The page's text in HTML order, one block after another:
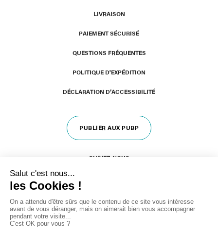
LIVRAISON
PAIEMENT SÉCURISÉ
QUESTIONS FRÉQUENTES
POLITIQUE D'EXPÉDITION
DÉCLARATION D’ACCESSIBILITÉ
PUBLIER AUX PUBP
SUIVEZ-NOUS
Plan du site-Mentions légales-CGV-Éditer mes cookies-
Politique de confidentialité
IRIS Interactive
Ce site est protégé par reCAPTCHA. Les règles de confidentialité et